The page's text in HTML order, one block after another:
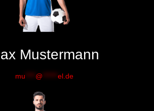
Mustermann
mu @ el.de